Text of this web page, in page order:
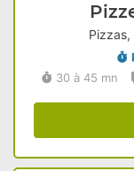
30 à 45 mn